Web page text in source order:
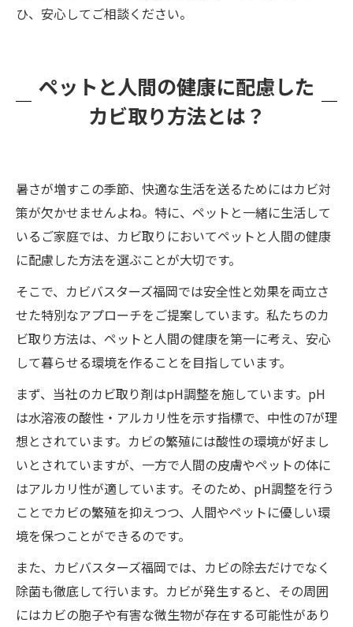
ひ、安心してご相談ください。
ペットと人間の健康に配慮した
カビ取り方法とは？
暑さが増すこの季節、快適な生活を送るためにはカビ対
策が欠かせませんよね。特に、ペットと一緒に生活して
いるご家庭では、カビ取りにおいてペットと人間の健康
に配慮した方法を選ぶことが大切です。
そこで、カビバスターズ福岡では安全性と効果を両立さ
せた特別なアプローチをご提案しています。私たちのカ
ビ取り方法は、ペットと人間の健康を第一に考え、安心
して暮らせる環境を作ることを目指しています。
まず、当社のカビ取り剤はpH調整を施しています。pH
は水溶液の酸性・アルカリ性を示す指標で、中性の7が理
想とされています。カビの繁殖には酸性の環境が好まし
いとされていますが、一方で人間の皮膚やペットの体に
はアルカリ性が適しています。そのため、pH調整を行う
ことでカビの繁殖を抑えつつ、人間やペットに優しい環
境を保つことができるのです。
また、カビバスターズ福岡では、カビの除去だけでなく
除菌も徹底して行います。カビが発生すると、その周囲
にはカビの胞子や有害な微生物が存在する可能性があり